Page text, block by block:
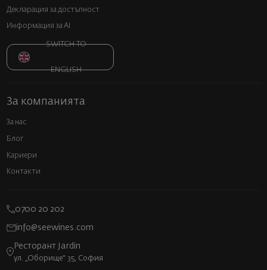
Декларация за достъпност
Информация за AI
SWITCH TO
ENGLISH
За компанията
За нас
Блог
Кариери
Контакти
0700 20 202
info@seewines.com
Ресторант Jardin
ул. „Оборище“ 35, София